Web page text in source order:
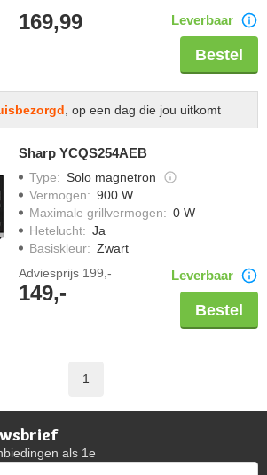
169,99 Leverbaar
Bestel
, op een dag die jou uitkomt
Sharp YCQS254AEB
Type: Solo magnetron
Vermogen: 900 W
Maximale grillvermogen: 0 W
Hetelucht: Ja
Basiskleur: Zwart
Adviesprijs 199,-
149,-
Leverbaar
Bestel
1
als 1e